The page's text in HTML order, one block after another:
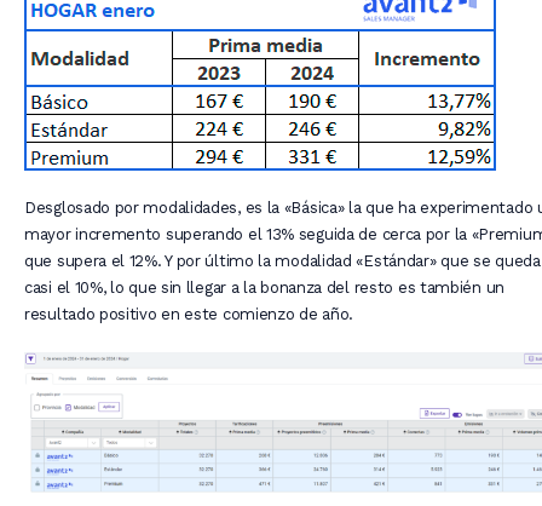
Desglosado por modalidades, es la «Básica» la que ha experimentado
mayor incremento superando el 13% seguida de cerca por la
que supera el 12%. Y por último la modalidad «Estándar» que se
casi el 10%, lo que sin llegar a la bonanza del resto es también un
resultado positivo en este comienzo de año.